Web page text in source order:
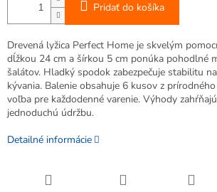
Pridať do košíka
Drevená lyžica Perfect Home je skvelým
dĺžkou 24 cm a šírkou 5 cm ponúka pohodlné
šalátov. Hladký spodok zabezpečuje stabilitu
kývania. Balenie obsahuje 6 kusov z
voľba pre každodenné varenie. Výhody
jednoduchú údržbu.
Detailné informácie